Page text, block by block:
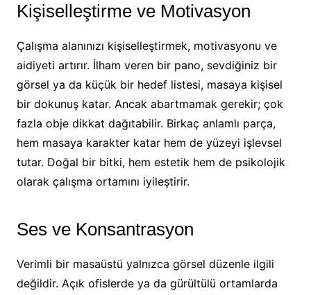
Kişiselleştirme ve Motivasyon
Çalışma alanınızı kişiselleştirmek, motivasyonu ve
aidiyeti artırır. İlham veren bir pano, sevdiğiniz bir
görsel ya da küçük bir hedef listesi, masaya kişisel
bir dokunuş katar. Ancak abartmamak gerekir; çok
fazla obje dikkat dağıtabilir. Birkaç anlamlı parça,
hem masaya karakter katar hem de yüzeyi işlevsel
tutar. Doğal bir bitki, hem estetik hem de psikolojik
olarak çalışma ortamını iyileştirir.
Ses ve Konsantrasyon
Verimli bir masaüstü yalnızca görsel düzenle ilgili
değildir. Açık ofislerde ya da gürültülü ortamlarda